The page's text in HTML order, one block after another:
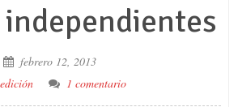
febrero 12, 2013
1 comentario